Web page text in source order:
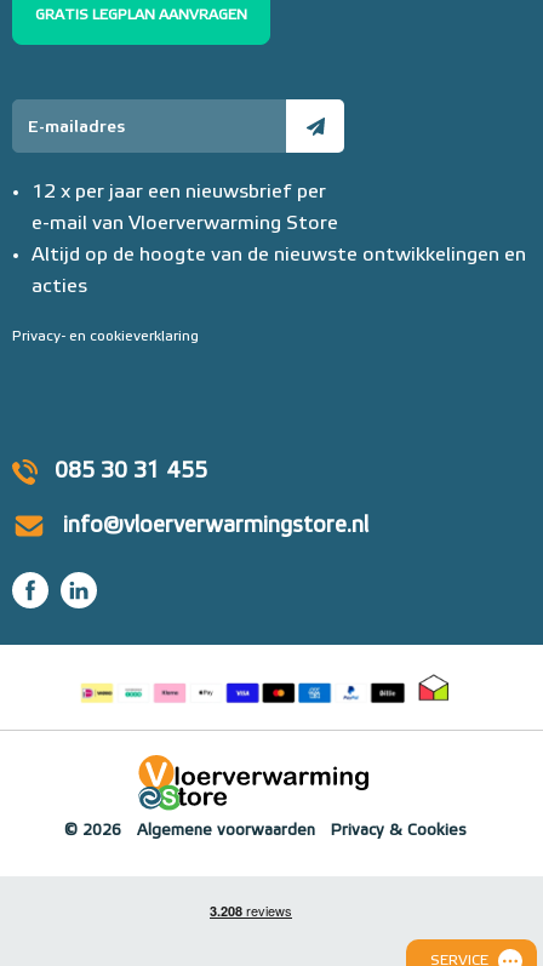
085 30 31 455
info@vloerverwarmingstore.nl
GRATIS LEGPLAN AANVRAGEN
12 x per jaar een nieuwsbrief per
e-mail van Vloerverwarming Store
Altijd op de hoogte van de nieuwste ontwikkelingen en
acties
Privacy- en cookieverklaring
© 2026 Algemene voorwaarden Privacy & Cookies
SERVICE